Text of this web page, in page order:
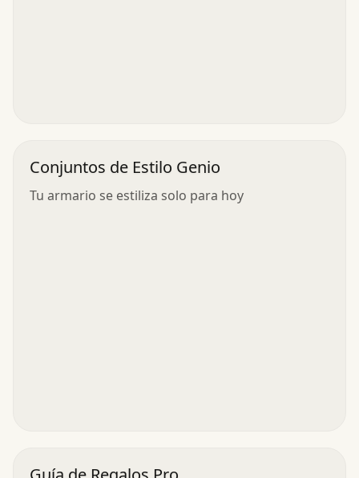
Conjuntos de Estilo Genio
Tu armario se estiliza solo para hoy